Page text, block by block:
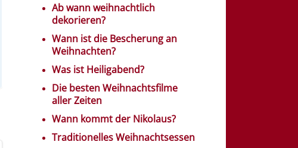
Ab wann weihnachtlich
dekorieren?
Wann ist die Bescherung an
Weihnachten?
Was ist Heiligabend?
Die besten Weihnachtsfilme
aller Zeiten
Wann kommt der Nikolaus?
Traditionelles Weihnachtsessen